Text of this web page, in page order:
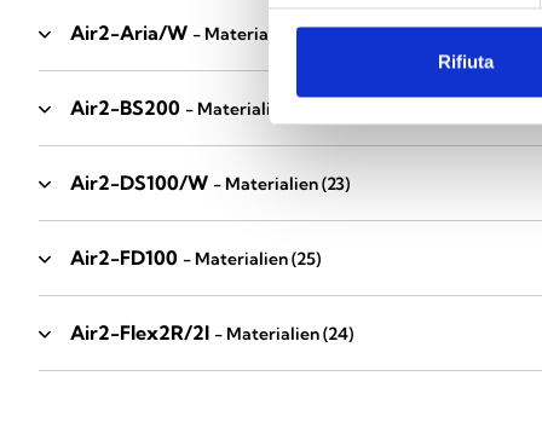
Rifiuta
Air2-Aria/W - Materialien(23)
Air2-BS200 - Materialien
Air2-DS100/W - Materialien(23)
Air2-FD100 - Materialien(25)
Air2-Flex2R/2I - Materialien(24)